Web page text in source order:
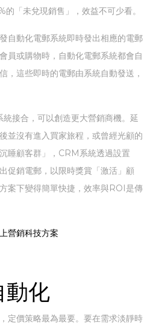
的「未兌現銷售」，效益不可少看。
自動化電郵系統即時發出相應的電郵
員或購物時，自動化電郵系統都會自
，這些即時的電郵由系統自動發送，
接合，可以創造更大營銷商機。延
並沒有進入買家旅程，或曾經光顧的
睡顧客群」，CRM系統透過設置
促銷電郵，以限時獎賞「激活」顧
案下變得簡單快捷，效率與ROI是傳
營銷科技方案
動化
定價策略最為最要。要在需求淡靜時